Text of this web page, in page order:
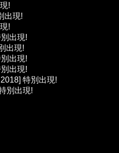
!
出現!
!
出現!
出現!
出現!
出現!
特別出現!
別出現!